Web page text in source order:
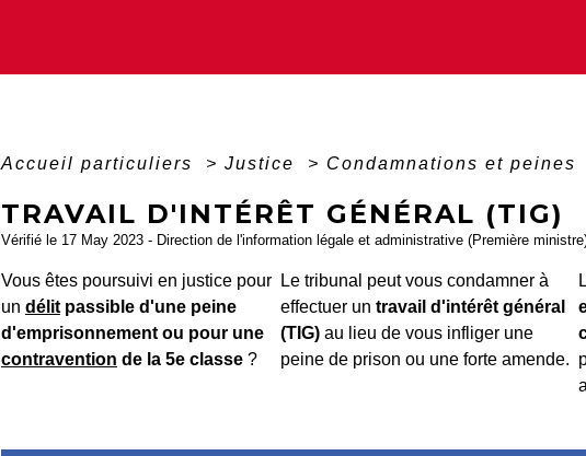
Accueil particuliers > Justice > Condamnations et peines
TRAVAIL D'INTÉRÊT GÉNÉRAL (TIG)
Vérifié le 17 May 2023 - Direction de l'information légale et administrative (Première
Vous êtes poursuivi en justice pour
un délitpassible d'une peine
d'emprisonnement ou pour une
contravention de la 5e classe?
Le tribunal peut vous condamner à
effectuer un travail d'intérêt général
(TIG)au lieu de vous infliger une
peine de prison ou une forte amende.